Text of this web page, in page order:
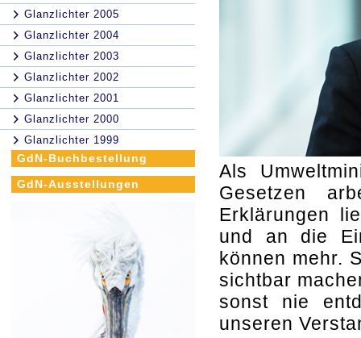
Glanzlichter 2005
Glanzlichter 2004
Glanzlichter 2003
Glanzlichter 2002
Glanzlichter 2001
Glanzlichter 2000
Glanzlichter 1999
GdN-Buchbestellung
GdN-Ausstellungen
Als
Gesetzen
Erklärungen
und an die
können mehr.
sichtbar
sonst nie
unseren